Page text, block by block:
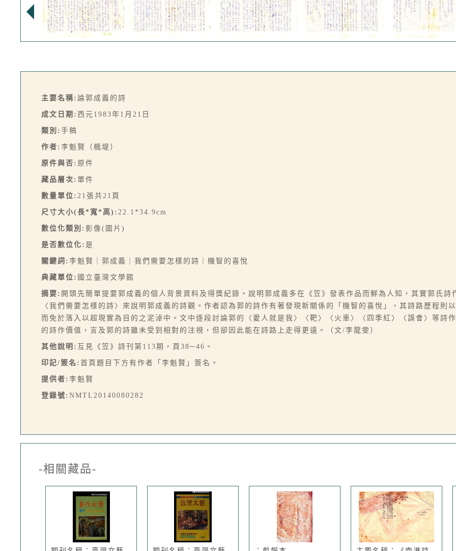
主要名稱: 論郭成義的詩
成文日期: 西元1983年1月21日
類別: 手稿
作者: 李魁賢（楓堤）
原件與否: 原件
藏品層次: 單件
數量單位: 21張共21頁
尺寸大小(長*寬*高): 22.1*34.9cm
數位化類別: 影像(圖片)
是否數位化: 是
關鍵詞: 李魁賢｜郭成義｜我們需要怎樣的詩｜機智的喜悅
典藏單位: 國立臺灣文學館
摘要: 開頭先簡單提要郭成義的個人背景資料及得獎紀錄。說明郭成義多在《笠》發表作品而鮮為人知，其實郭氏
〈我們需要怎樣的詩〉來說明郭成義的詩觀。作者認為郭的詩作有著發現新關係的「機智的喜悅」，其詩路歷程則
而免於落入以超現實為目的之泥淖中。文中逐段討論郭的〈愛人就是我〉〈靶〉〈火車〉〈四季紅〉〈誤會〉等詩
的詩作價值，言及郭的詩雖未受到相對的注視，但卻因此能在詩路上走得更遠。（文/李龍雯）
其他說明: 互見《笠》詩刊第113期，頁38─46。
印記/簽名: 首頁題目下方有作者「李魁賢」簽名。
提供者: 李魁賢
登錄號: NMTL20140080282
-相關藏品-